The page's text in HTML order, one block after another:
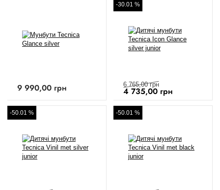
9 990,00 грн
-30.01 %
6 765,00 грн
4 735,00 грн
-50.01 % -50.01 %